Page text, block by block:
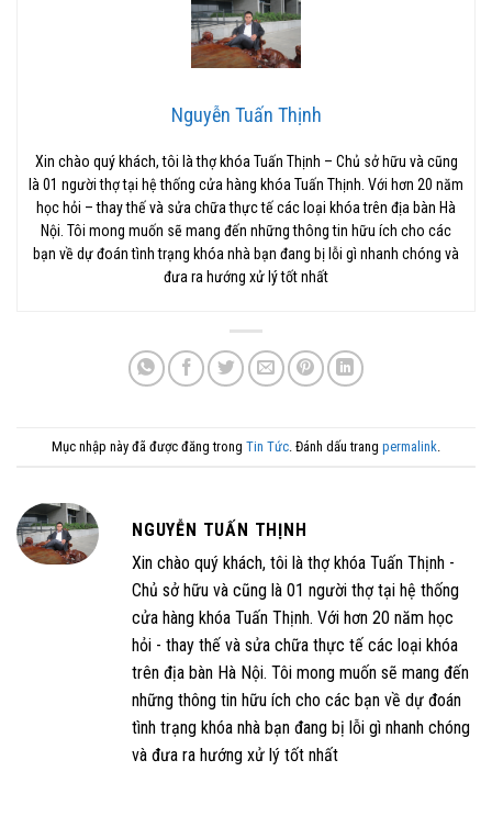
Nguyễn Tuấn Thịnh
Xin chào quý khách, tôi là thợ khóa Tuấn Thịnh – Chủ sở hữu và cũng
là 01 người thợ tại hệ thống cửa hàng khóa Tuấn Thịnh. Với hơn 20 năm
học hỏi – thay thế và sửa chữa thực tế các loại khóa trên địa bàn Hà
Nội. Tôi mong muốn sẽ mang đến những thông tin hữu ích cho các
bạn về dự đoán tình trạng khóa nhà bạn đang bị lỗi gì nhanh chóng và
đưa ra hướng xử lý tốt nhất
Mục nhập này đã được đăng trong Tin Tức . Đánh dấu trang permalink
NGUYỄN TUẤN THỊNH
Xin chào quý khách, tôi là thợ khóa Tuấn Thịnh -
Chủ sở hữu và cũng là 01 người thợ tại hệ thống
cửa hàng khóa Tuấn Thịnh. Với hơn 20 năm học
hỏi - thay thế và sửa chữa thực tế các loại khóa
trên địa bàn Hà Nội. Tôi mong muốn sẽ mang đến
những thông tin hữu ích cho các bạn về dự đoán
tình trạng khóa nhà bạn đang bị lỗi gì nhanh chóng
và đưa ra hướng xử lý tốt nhất